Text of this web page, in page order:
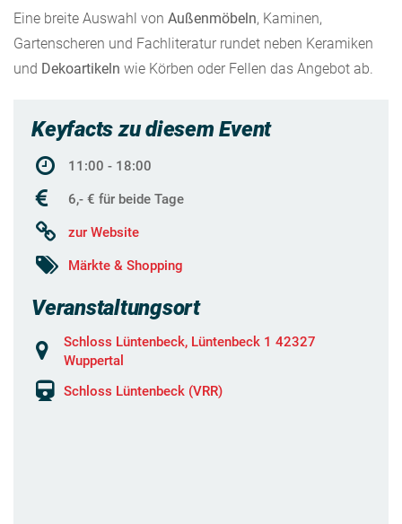
Eine breite Auswahl von Außenmöbeln, Kaminen,
Gartenscheren und Fachliteratur rundet neben Keramiken
und Dekoartikeln wie Körben oder Fellen das Angebot ab.
Keyfacts zu diesem Event
11:00 - 18:00
6,- € für beide Tage
zur Website
Märkte & Shopping
Veranstaltungsort
Schloss Lüntenbeck, Lüntenbeck 1 42327
Wuppertal
Schloss Lüntenbeck (VRR)